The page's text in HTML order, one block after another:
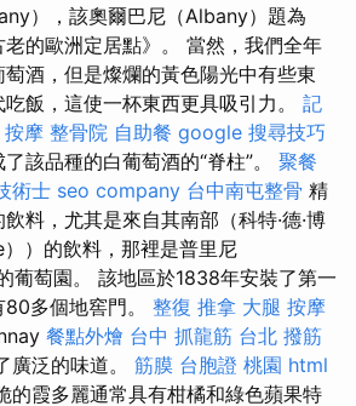
），該奧爾巴尼（Albany）題為
老的歐洲定居點》。 當然，我們全年
酒，但是燦爛的黃色陽光中有些東
飯，這使一杯東西更具吸引力。 記
按摩 整骨院 自助餐 google 搜尋技巧
該品種的白葡萄酒的“脊柱”。 聚餐
術士 seo company 台中南屯整骨 精
料，尤其是來自其南部（科特·德·博
）的飲料，那裡是普里尼
葡萄園。 該地區於1838年安裝了第一
多個地窖門。 整復 推拿 大腿 按摩
餐點外燴 台中 抓龍筋 台北 撥筋
廣泛的味道。 筋膜 台胞證 桃園 html
的霞多麗通常具有柑橘和綠色蘋果特